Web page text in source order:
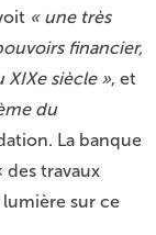
« une très
financier,
siècle », et
du
La banque
des travaux
sur ce